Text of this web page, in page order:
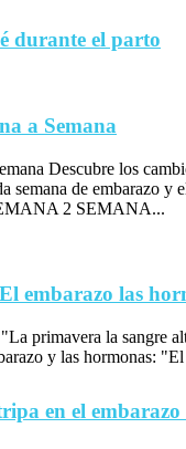
durante el parto
a Semana
Descubre los
semana de embarazo y
2 SEMANA...
embarazo las
primavera la sangre
y las hormonas: "El
en el